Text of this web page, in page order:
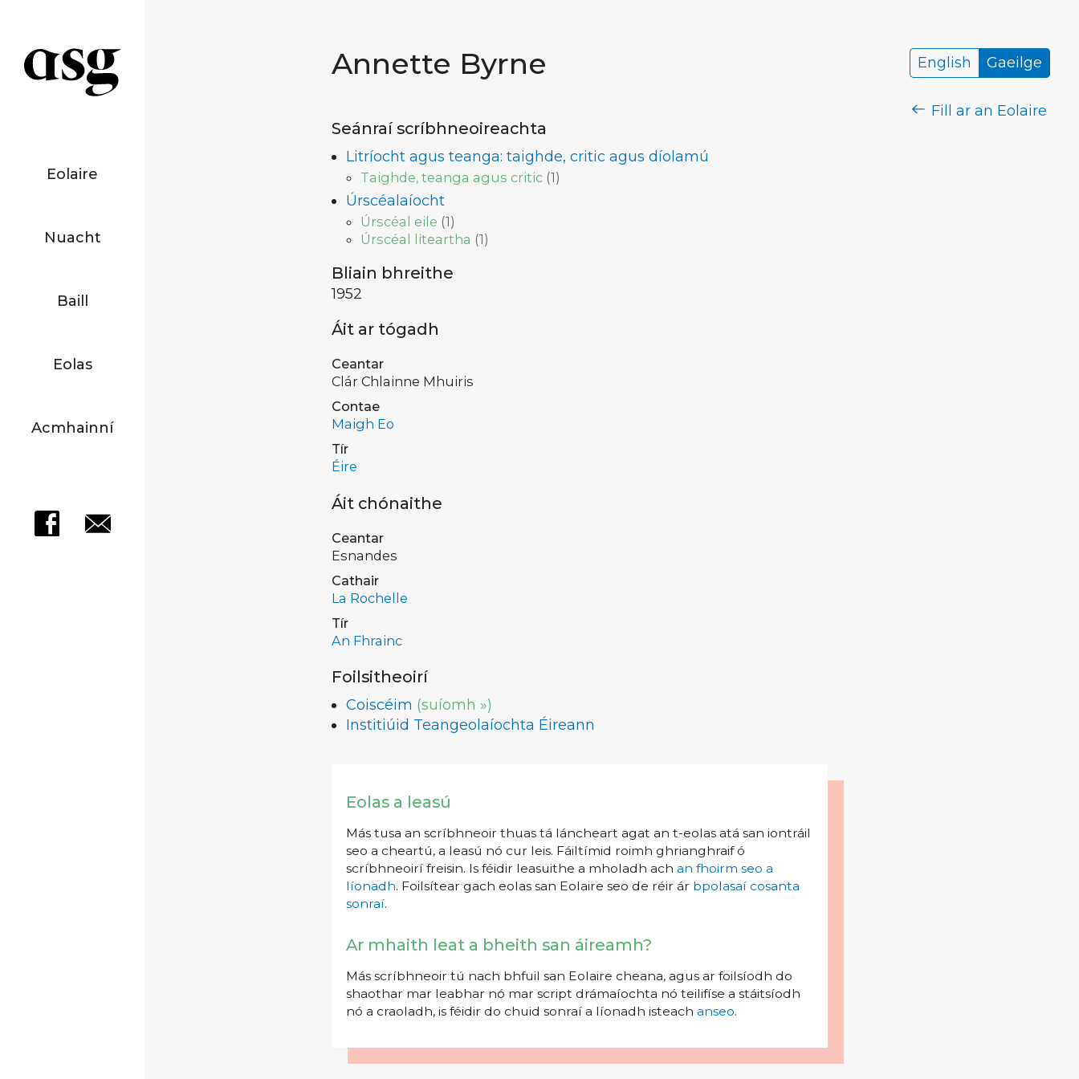
Eolaire
Nuacht
Baill
Eolas
Acmhainní
Annette Byrne English Gaeilge
Fill ar an Eolaire
Seánraí scríbhneoireachta
Litríocht agus teanga: taighde, critic agus díolamú
Taighde, teanga agus critic (1)
Úrscéalaíocht
Úrscéal eile (1)
Úrscéal liteartha (1)
Bliain bhreithe
1952
Áit ar tógadh
Ceantar
Clár Chlainne Mhuiris
Contae
Maigh Eo
Tír
Éire
Áit chónaithe
Ceantar
Esnandes
Cathair
La Rochelle
Tír
An Fhrainc
Foilsitheoirí
Coiscéim (suíomh »)
Institiúid Teangeolaíochta Éireann
Eolas a leasú
Más tusa an scríbhneoir thuas tá láncheart agat an t-eolas atá san iontráil
seo a cheartú, a leasú nó cur leis. Fáiltímid roimh ghrianghraif ó
scríbhneoirí freisin. Is féidir leasuithe a mholadh ach an fhoirm seo a
líonadh. Foilsítear gach eolas san Eolaire seo de réir ár bpolasaí cosanta
sonraí.
Ar mhaith leat a bheith san áireamh?
Más scríbhneoir tú nach bhfuil san Eolaire cheana, agus ar foilsíodh do
shaothar mar leabhar nó mar script drámaíochta nó teilifíse a stáitsíodh
nó a craoladh, is féidir do chuid sonraí a líonadh isteach anseo.